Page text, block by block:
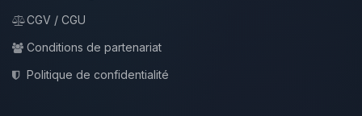
CGV / CGU
Conditions de partenariat
Politique de confidentialité